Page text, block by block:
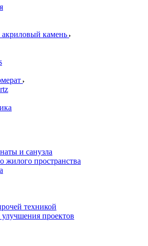
камень
и санузла
жилого пространства
техникой
проектов